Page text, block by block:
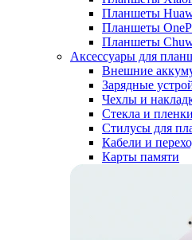
Планшеты
Планшеты
Планшеты
Аксессуары для
Внешние
Зарядные
Чехлы и
Стекла и пленки
Стилусы для
Кабели и
Карты памяти